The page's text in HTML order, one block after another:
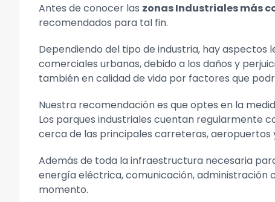
Antes de conocer las zonas Industriales más
recomendados para tal fin.
Dependiendo del tipo de industria, hay aspectos
comerciales urbanas, debido a los daños y
también en calidad de vida por factores que
Nuestra recomendación es que optes en la
Los parques industriales cuentan regularmente
cerca de las principales carreteras, aeropuertos
Además de toda la infraestructura necesaria
energía eléctrica, comunicación, administración
momento.